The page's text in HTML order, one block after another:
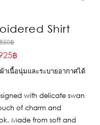
Shirt
฿Original
price
was:
5,850฿.
฿
price
2,925฿.
าเนื้อนุ่มและระบายอากาศได้
with delicate swan
of charm and
Made from soft and